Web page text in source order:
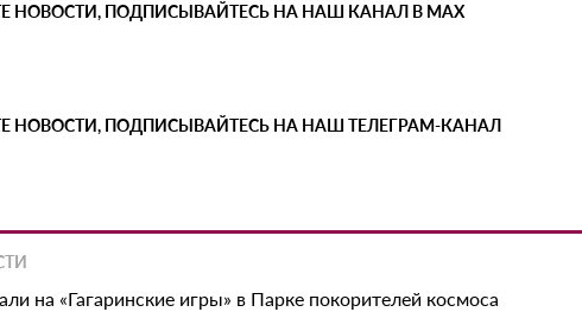
НОВОСТИ, ПОДПИСЫВАЙТЕСЬ НА НАШ КАНАЛ В MAX
НОВОСТИ, ПОДПИСЫВАЙТЕСЬ НА НАШ ТЕЛЕГРАМ-КАНАЛ
на «Гагаринские игры» в Парке покорителей космоса